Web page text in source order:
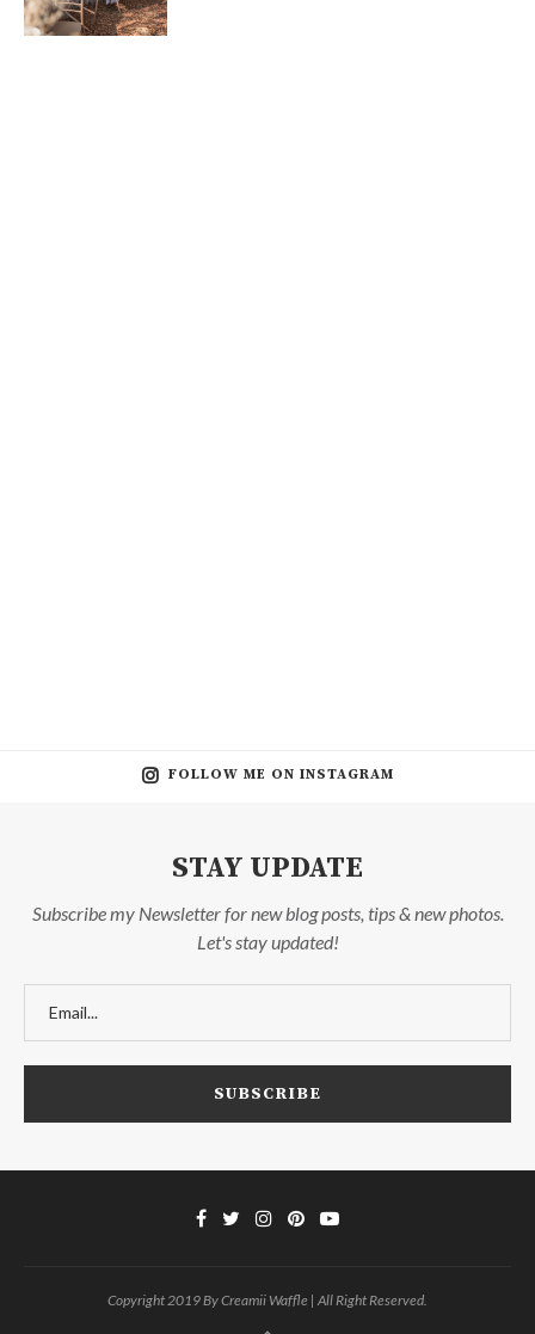
FOLLOW ME ON INSTAGRAM
STAY UPDATE
Subscribe my Newsletter for new blog posts, tips & new photos.
Let's stay updated!
Copyright 2019 By Creamii Waffle | All Right Reserved.